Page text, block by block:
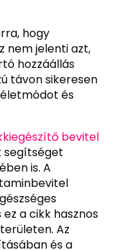
hogy
nem jelenti azt,
hozzáállás
távon sikeresen
és
bevitel
is. A
a cikk hasznos
Az
és a